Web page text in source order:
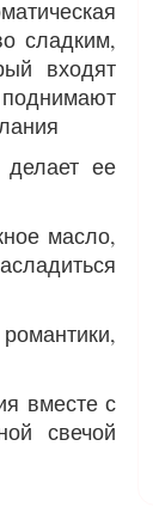
сладким,
входят
поднимают
ее
масло,
вместе с
свечой